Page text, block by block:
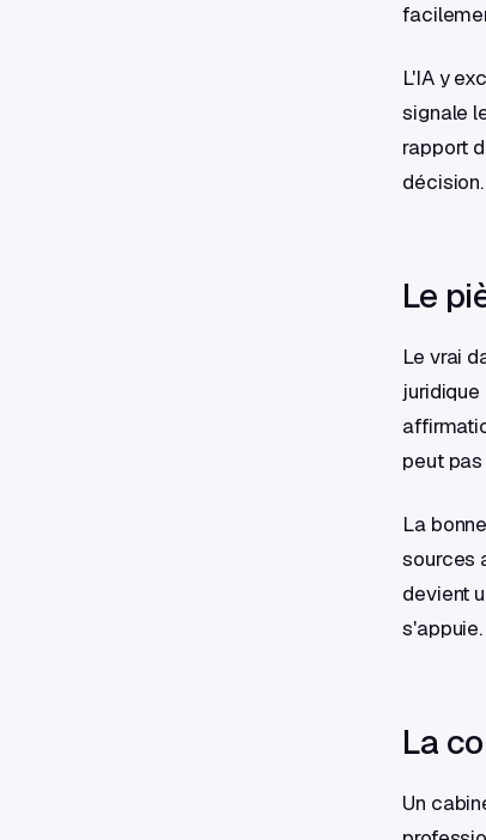
L'IA y
signale
rapport
décision.
Le
Le vrai
peut
La
sources
devient
s'appuie.
La
Un